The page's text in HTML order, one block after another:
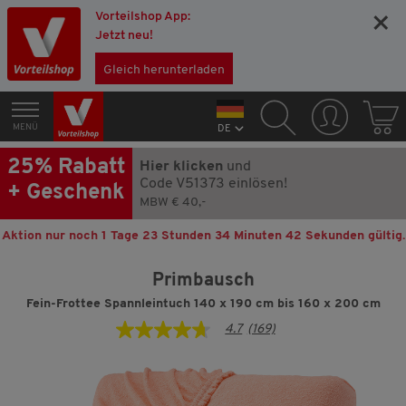
Vorteilshop App:
Jetzt neu!
Gleich herunterladen
×
MENÜ DE
25% Rabatt
+ Geschenk
Hier klicken und
Code V51373 einlösen!
MBW € 40,-
Aktion nur noch1 Tage 23 Stunden 34 Minuten 41 Sekundengültig.
Primbausch
Fein-Frottee Spannleintuch 140 x 190 cm bis 160 x 200 cm
4.7
Sternen,
Durchschnittswert
4.7 (169)